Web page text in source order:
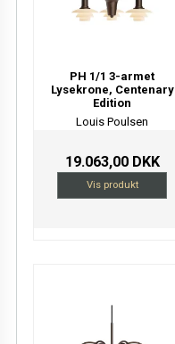
PH 1/1 3-armet
Lysekrone, Centenary
Edition
Louis Poulsen
19.063,00 DKK
Vis produkt